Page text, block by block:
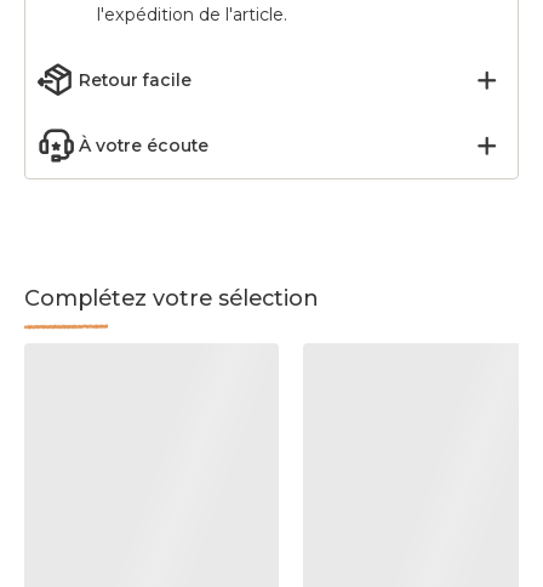
l'expédition de l'article.
Retour facile
À votre écoute
Complétez votre sélection